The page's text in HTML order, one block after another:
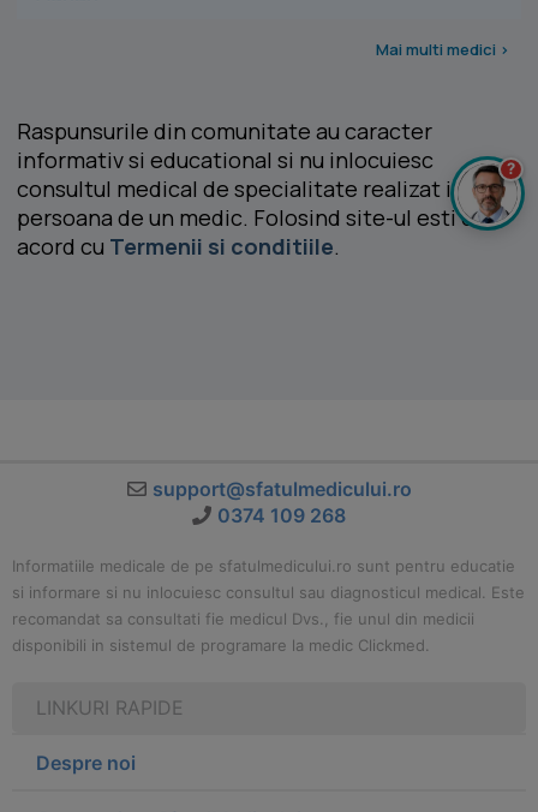
Mai multi medici >
Raspunsurile din comunitate au caracter
informativ si educational si nu inlocuiesc
consultul medical de specialitate realizat in
persoana de un medic. Folosind site-ul esti de
acord cu Termenii si conditiile.
support@sfatulmedicului.ro
0374 109 268
Informatiile medicale de pe sfatulmedicului.ro sunt pentru educatie
si informare si nu inlocuiesc consultul sau diagnosticul medical. Este
recomandat sa consultati fie medicul Dvs., fie unul din medicii
disponibili in sistemul de programare la medic Clickmed.
LINKURI RAPIDE
Despre noi
?